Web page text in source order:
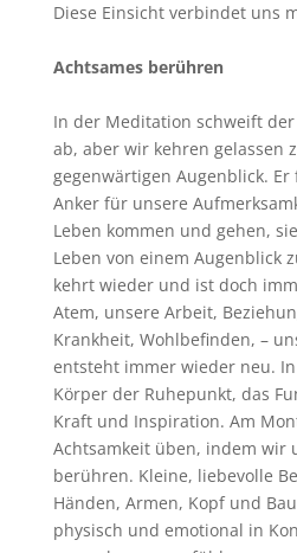
Diese Einsicht verbindet uns
Achtsames berühren
In der Meditation schweift
ab, aber wir kehren gelassen
gegenwärtigen Augenblick.
Anker für unsere
Leben kommen und gehen,
Leben von einem Augenblick
kehrt wieder und ist doch
Atem, unsere Arbeit,
Krankheit, Wohlbefinden, –
entsteht immer wieder neu.
Körper der Ruhepunkt, das
Kraft und Inspiration. Am
Achtsamkeit üben, indem wir
berühren. Kleine, liebevolle
Händen, Armen, Kopf und
physisch und emotional in